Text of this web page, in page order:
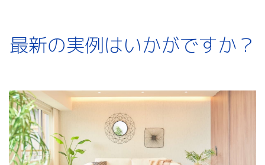
最新の実例はいかがですか？